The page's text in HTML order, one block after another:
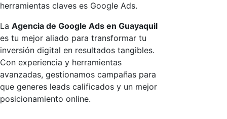
herramientas claves es Google Ads.
La Agencia de Google Ads en Guayaquil
es tu mejor aliado para transformar tu
inversión digital en resultados tangibles.
Con experiencia y herramientas
avanzadas, gestionamos campañas para
que generes leads calificados y un mejor
posicionamiento online.